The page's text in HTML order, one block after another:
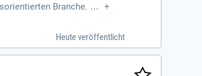
Branche. Th
für den A
und langfristig
erfolgreich zu gestalten.
+
Heute veröffentlicht